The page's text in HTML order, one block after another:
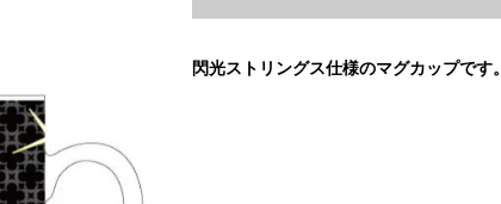
閃光ストリングス仕様のマグカップです。